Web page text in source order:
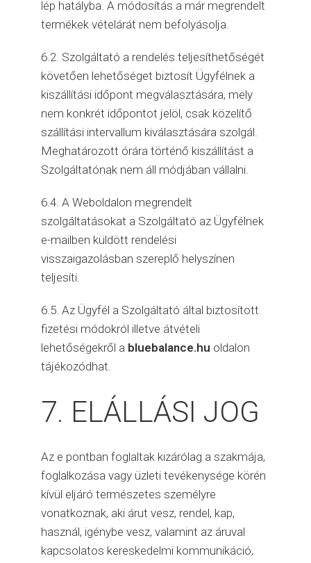
lép hatályba. A módosítás a már megrendelt
termékek vételárát nem befolyásolja.
6.2. Szolgáltató a rendelés teljesíthetőségét
követően lehetőséget biztosít Ügyfélnek a
kiszállítási időpont megválasztására, mely
nem konkrét időpontot jelöl, csak közelítő
szállítási intervallum kiválasztására szolgál.
Meghatározott órára történő kiszállítást a
Szolgáltatónak nem áll módjában vállalni.
6.4. A Weboldalon megrendelt
szolgáltatásokat a Szolgáltató az Ügyfélnek
e-mailben küldött rendelési
visszaigazolásban szereplő helyszínen
teljesíti.
6.5. Az Ügyfél a Szolgáltató által biztosított
fizetési módokról illetve átvételi
lehetőségekről a bluebalance.hu oldalon
tájékozódhat.
7. ELÁLLÁSI JOG
Az e pontban foglaltak kizárólag a szakmája,
foglalkozása vagy üzleti tevékenysége körén
kívül eljáró természetes személyre
vonatkoznak, aki árut vesz, rendel, kap,
használ, igénybe vesz, valamint az áruval
kapcsolatos kereskedelmi kommunikáció,